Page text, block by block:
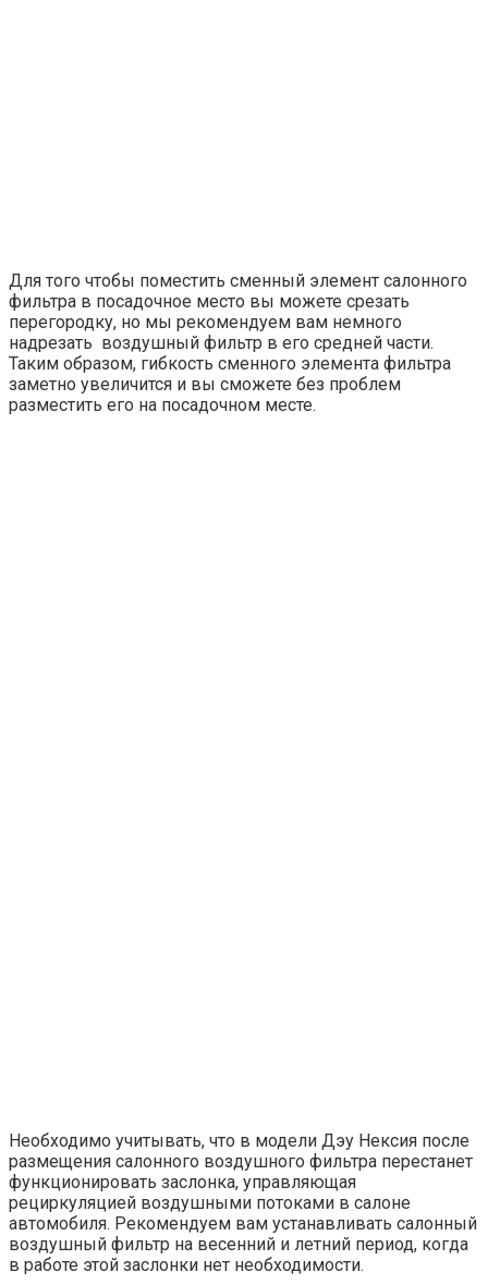
Для того чтобы поместить сменный элемент салонного
фильтра в посадочное место вы можете срезать
перегородку, но мы рекомендуем вам немного
надрезать воздушный фильтр в его средней части.
Таким образом, гибкость сменного элемента фильтра
заметно увеличится и вы сможете без проблем
разместить его на посадочном месте.
Необходимо учитывать, что в модели Дэу Нексия после
размещения салонного воздушного фильтра перестанет
функционировать заслонка, управляющая
рециркуляцией воздушными потоками в салоне
автомобиля. Рекомендуем вам устанавливать салонный
воздушный фильтр на весенний и летний период, когда
в работе этой заслонки нет необходимости.